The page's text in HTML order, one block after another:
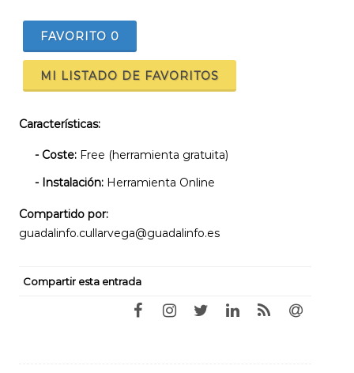
FAVORITO 0
MI LISTADO DE FAVORITOS
Características:
- Coste: Free (herramienta gratuita)
- Instalación: Herramienta Online
Compartido por:
guadalinfo.cullarvega@guadalinfo.es
Compartir esta entrada